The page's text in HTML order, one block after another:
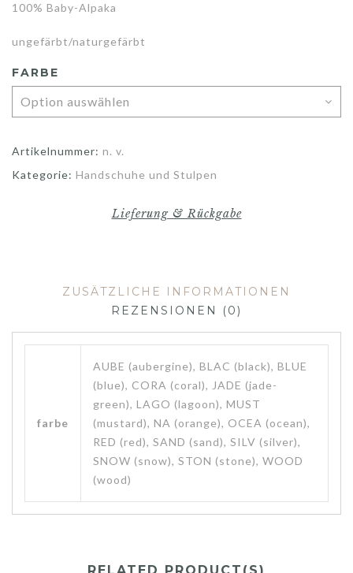
100% Baby-Alpaka
ungefärbt/naturgefärbt
FARBE
Artikelnummer: n. v.
Kategorie: Handschuhe und Stulpen
Lieferung & Rückgabe
ZUSÄTZLICHE INFORMATIONEN
REZENSIONEN (0)
farbe
AUBE (aubergine), BLAC (black), BLUE
(blue), CORA (coral), JADE (jade-
green), LAGO (lagoon), MUST
(mustard), NA (orange), OCEA (ocean),
RED (red), SAND (sand), SILV (silver),
SNOW (snow), STON (stone), WOOD
(wood)